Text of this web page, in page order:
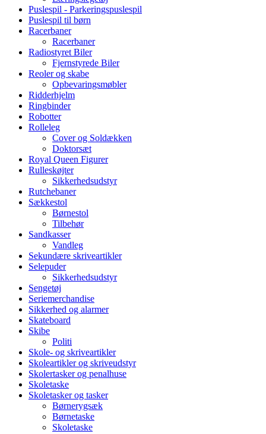
Puslespil - Parkeringspuslespil
Puslespil til børn
Racerbaner
Racerbaner
Radiostyret Biler
Fjernstyrede Biler
Reoler og skabe
Opbevaringsmøbler
Ridderhjelm
Ringbinder
Robotter
Rolleleg
Cover og Soldækken
Doktorsæt
Royal Queen Figurer
Rulleskøjter
Sikkerhedsudstyr
Rutchebaner
Sækkestol
Børnestol
Tilbehør
Sandkasser
Vandleg
Sekundære skriveartikler
Selepuder
Sikkerhedsudstyr
Sengetøj
Seriemerchandise
Sikkerhed og alarmer
Skateboard
Skibe
Politi
Skole- og skriveartikler
Skoleartikler og skriveudstyr
Skolertasker og penalhuse
Skoletaske
Skoletasker og tasker
Børnerygsæk
Børnetaske
Skoletaske